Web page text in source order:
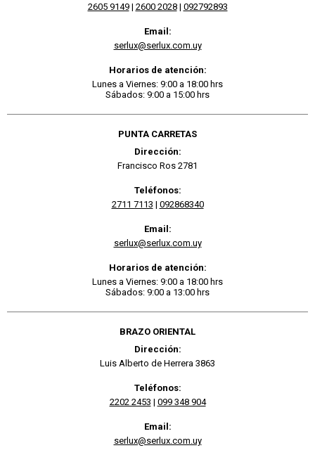
2605 9149| 2600 2028| 092792893
Email:
serlux@serlux.com.uy
Horarios de atención:
Lunes a Viernes: 9:00 a 18:00 hrs
Sábados: 9:00 a 15:00 hrs
PUNTA CARRETAS
Dirección:
Francisco Ros 2781
Teléfonos:
2711 7113 | 092868340
Email:
serlux@serlux.com.uy
Horarios de atención:
Lunes a Viernes: 9:00 a 18:00 hrs
Sábados: 9:00 a 13:00 hrs
BRAZO ORIENTAL
Dirección:
Luis Alberto de Herrera 3863
Teléfonos:
2202 2453 | 099 348 904
Email:
serlux@serlux.com.uy